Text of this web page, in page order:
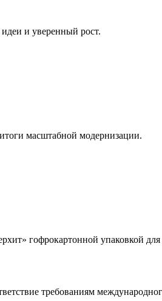
и уверенный рост.
масштабной модернизации.
гофрокартонной упаковкой
требованиям